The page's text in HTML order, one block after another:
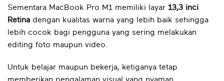
Sementara MacBook Pro M1 memiliki layar 13,3 inci
Retina dengan kualitas warna yang lebih baik sehingga
lebih cocok bagi pengguna yang sering melakukan
editing foto maupun video.
Untuk belajar maupun bekerja, ketiganya tetap